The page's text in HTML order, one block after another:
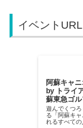
イベントURL
阿蘇キャ
by トライ
蘇東急ゴ
遊んでくつ
る「阿蘇キ
れるすべての